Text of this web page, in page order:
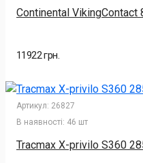
Continental
11922 грн.
Артикул: 26827
В наявності: 46 шт
Tracmax X-privilo S360